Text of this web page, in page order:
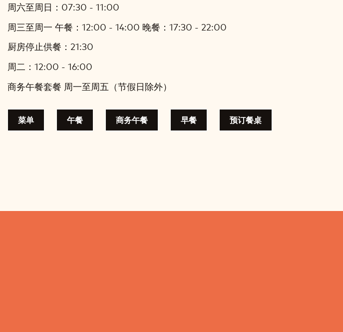
周六至周日：07:30 - 11:00
周三至周一 午餐：12:00 - 14:00 晚餐：17:30 - 22:00
厨房停止供餐：21:30
周二：12:00 - 16:00
商务午餐套餐 周一至周五（节假日除外）
菜单 午餐 商务午餐 早餐 预订餐桌